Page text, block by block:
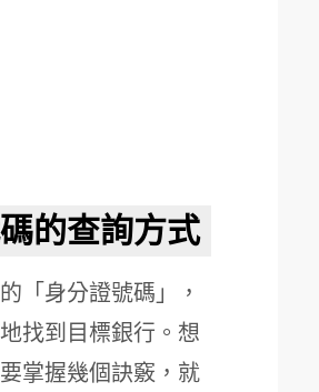
的查詢方式
「身分證號碼」，
找到目標銀行。想
掌握幾個訣竅，就